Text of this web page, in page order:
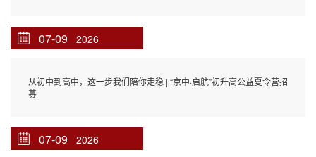
07-09 2026
从初中到高中，这一步我们陪你走稳 | “京中·启航”初升高公益夏令营招
募
07-09 2026